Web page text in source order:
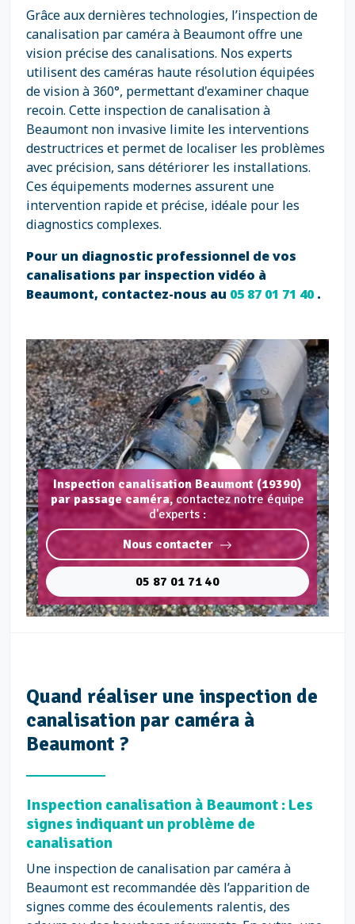
Grâce aux dernières technologies, l’inspection de
canalisation par caméra à Beaumont offre une
vision précise des canalisations. Nos experts
utilisent des caméras haute résolution équipées
de vision à 360°, permettant d'examiner chaque
recoin. Cette inspection de canalisation à
Beaumont non invasive limite les interventions
destructrices et permet de localiser les problèmes
avec précision, sans détériorer les installations.
Ces équipements modernes assurent une
intervention rapide et précise, idéale pour les
diagnostics complexes.
Pour un diagnostic professionnel de vos
canalisations par inspection vidéo à
Beaumont, contactez-nous au 05 87 01 71 40.
Inspection canalisation Beaumont (19390)
par passage caméra,contactez notre équipe
d'experts :
Nous contacter
05 87 01 71 40
Quand réaliser une inspection de
canalisation par caméra à
Beaumont ?
Inspection canalisation à Beaumont : Les
signes indiquant un problème de
canalisation
Une inspection de canalisation par caméra à
Beaumont est recommandée dès l’apparition de
signes comme des écoulements ralentis, des